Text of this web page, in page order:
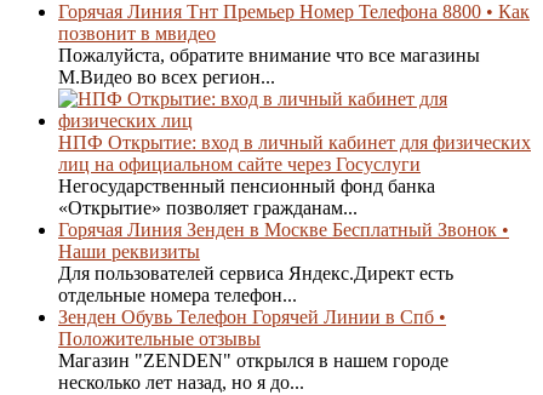
Горячая Линия Тнт Премьер Номер Телефона 8800 • Как
позвонит в мвидео
Пожалуйста, обратите внимание что все магазины
М.Видео во всех регион...
НПФ Открытие: вход в личный кабинет для физических
лиц на официальном сайте через Госуслуги
Негосударственный пенсионный фонд банка
«Открытие» позволяет гражданам...
Горячая Линия Зенден в Москве Бесплатный Звонок •
Наши реквизиты
Для пользователей сервиса Яндекс.Директ есть
отдельные номера телефон...
Зенден Обувь Телефон Горячей Линии в Спб •
Положительные отзывы
Магазин "ZENDEN" открылся в нашем городе
несколько лет назад, но я до...